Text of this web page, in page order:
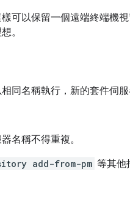
可以保留一個遠端終端機視
。
同名稱執行，新的套件伺服
名稱不得重複。
add-from-pm 等其他